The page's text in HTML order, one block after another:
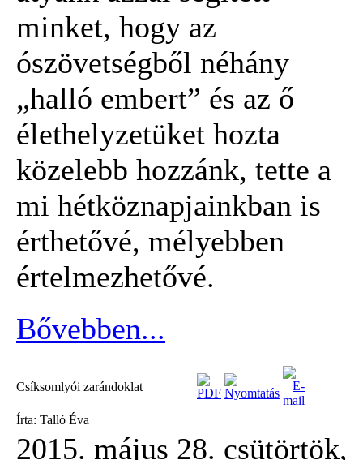
minket, hogy az
ószövetségből néhány
„halló embert” és az ő
élethelyzetüket hozta
közelebb hozzánk, tette a
mi hétköznapjainkban is
érthetővé, mélyebben
értelmezhetővé.
Bővebben...
Csíksomlyói zarándoklat
Írta: Talló Éva
2015. május 28. csütörtök,